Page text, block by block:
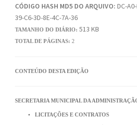
CÓDIGO HASH MD5 DO ARQUIVO: DC-
39-C6-3D-8E-4C-7A-36
TAMANHO DO DIÁRIO: 513 KB
TOTAL DE PÁGINAS: 2
CONTEÚDO DESTA EDIÇÃO
SECRETARIA MUNICIPAL DA
LICITAÇÕES E CONTRATOS